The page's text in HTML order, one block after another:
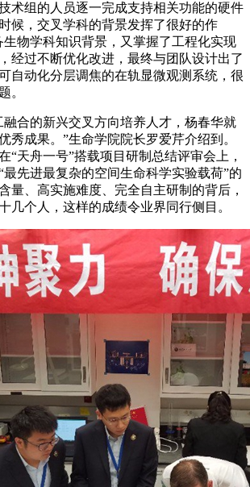
术组的人员逐一完成支持相关功能的硬件
候，交叉学科的背景发挥了很好的作
生物学科知识背景，又掌握了工程化实现
经过不断优化改进，最终与团队设计出了
自动化分层调焦的在轨显微观测系统，很
。
合的新兴交叉方向培养人才，杨春华就
秀成果。”生命学院院长罗爱芹介绍到。
“天舟一号”搭载项目研制总结评审会上，
先进最复杂的空间生命科学实验载荷”的
量、高实施难度、完全自主研制的背后，
几个人，这样的成绩令业界同行侧目。